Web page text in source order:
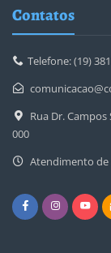
Contatos
Telefone: (19)
Rua Dr. Campos
000
Atendimento de